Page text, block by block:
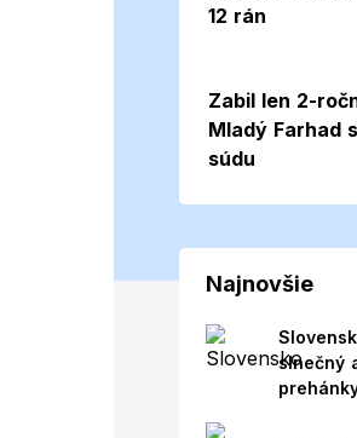
budú priať
12 rán
Zabil len 2-
Mladý Farhad
súdu
Najnovšie
slnečný